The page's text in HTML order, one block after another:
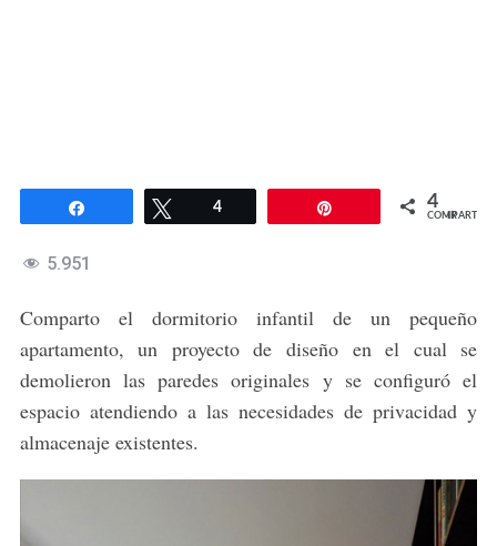
Compartir Twittear
4 4
COMPARTIR
5.951
Comparto el dormitorio infantil de un pequeño
apartamento, un proyecto de diseño en el cual se
demolieron las paredes originales y se configuró el
espacio atendiendo a las necesidades de privacidad y
almacenaje existentes.